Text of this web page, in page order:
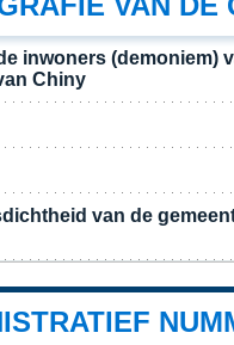
inwoners (demoniem)
Chiny
van de